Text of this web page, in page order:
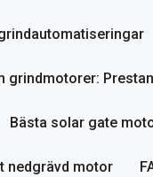
grindmotorer:
Bästa solar gate
nedgrävd motor